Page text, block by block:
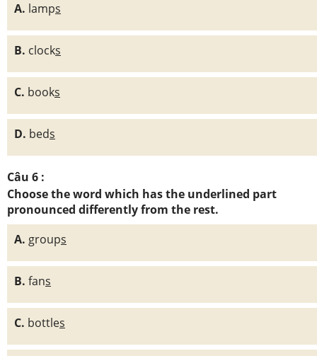
A. lamps
B. clocks
C. books
D. beds
Câu 6 :
Choose the word which has the underlined part
pronounced differently from the rest.
A. groups
B. fans
C. bottles